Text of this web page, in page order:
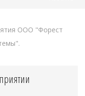
ООО "Форест